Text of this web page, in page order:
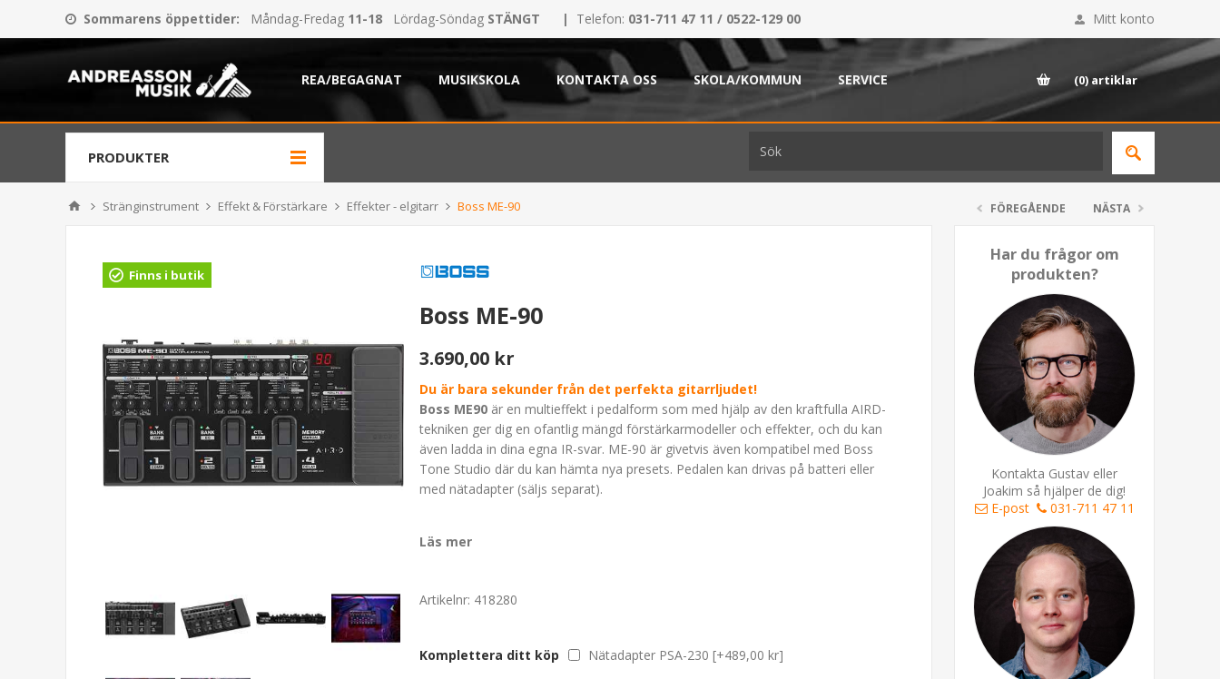
Sommarens öppettider: Måndag-Fredag 11-18 Lördag-Söndag STÄNGT | Telefon: 031-711 47 11 / 0522-129 00 Mitt konto
REA/BEGAGNAT MUSIKSKOLA KONTAKTA OSS SKOLA/KOMMUN SERVICE (0) artiklar
PRODUKTER
Stränginstrument Effekt & Förstärkare Effekter - elgitarr Boss ME-90 FÖREGÅENDE NÄSTA
Har du frågor om
produkten?
Kontakta Gustav eller
Joakim så hjälper de dig!
E-post
031-711 47 11
Finns i butik
Boss ME-90
3.690,00 kr
Du är bara sekunder från det perfekta gitarrljudet!
Boss ME90 är en multieffekt i pedalform som med hjälp av den kraftfulla AIRD-
tekniken ger dig en ofantlig mängd förstärkarmodeller och effekter, och du kan
även ladda in dina egna IR-svar. ME-90 är givetvis även kompatibel med Boss
Tone Studio där du kan hämta nya presets. Pedalen kan drivas på batteri eller
med nätadapter (säljs separat).
Läs mer
Artikelnr: 418280
Komplettera ditt köp Nätadapter PSA-230 [+489,00 kr]